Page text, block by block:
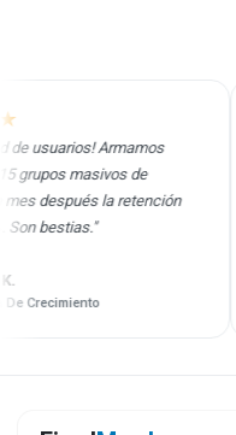
usuarios! Armamos
masivos de
después la retención
bestias."